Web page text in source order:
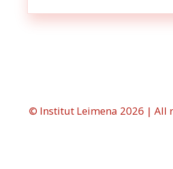
© Institut Leimena 2026 | All